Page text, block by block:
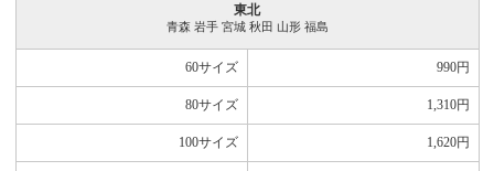
東北
青森 岩手 宮城 秋田 山形 福島
60サイズ 990円
80サイズ 1,310円
100サイズ 1,620円